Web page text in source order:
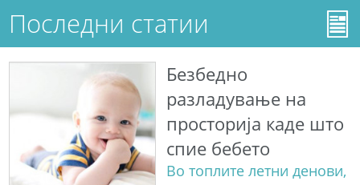
Последни статии
Безбедно
разладување на
просторија каде што
спие бебето
Во топлите летни денови,